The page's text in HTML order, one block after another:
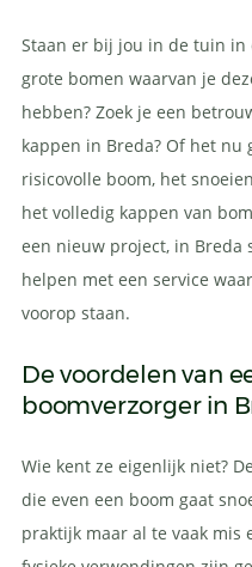
Staan er bij jou in de tuin in
grote bomen waarvan je
hebben? Zoek je een
kappen in Breda? Of het
risicovolle boom, het
het volledig kappen van
een nieuw project, in Breda
helpen met een service
voorop staan.
De voordelen van
boomverzorger in
Wie kent ze eigenlijk niet?
die even een boom gaat
praktijk maar al te vaak mis